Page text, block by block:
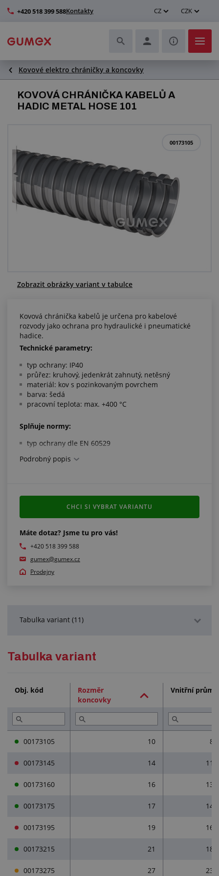
+420 518 399 588Kontakty CZ CZK
Hadice a jejich kompletace
Profily a výroba těsnění
Dopravníkové pásy a montáž
Zlepšení pracovního prostředí
Další pryžové a plastové výrobky
Kovové elektro chráničky a koncovky
KOVOVÁ CHRÁNIČKA KABELŮ A
HADIC METAL HOSE 101
00173105
Zobrazit obrázky variant v tabulce
Kovová chránička kabelů je určena pro kabelové
rozvody jako ochrana pro hydraulické i pneumatické
hadice.
Technické parametry:
typ ochrany: IP40
průřez: kruhový, jedenkrát zahnutý, netěsný
materiál: kov s pozinkovaným povrchem
barva: šedá
pracovní teplota: max. +400 °C
Splňuje normy:
typ ochrany dle EN 60529
Podrobný popis
Máte dotaz? Jsme tu pro vás!
+420 518 399 588
gumex@gumex.cz
Prodejny
CHCI SI VYBRAT VARIANTU
Tabulka variant (11)
Tabulka variant
Obj. kód
Rozměr
koncovky
Vnitřní
00173105 10 8
00173145 14 11
00173160 16 13
00173175 17 14
00173195 19 16
00173215 21 18
00173275 27 23